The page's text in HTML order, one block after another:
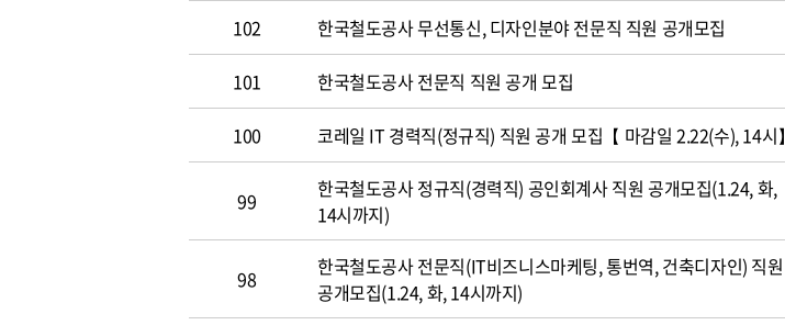
102 한국철도공사 무선통신, 디자인분야 전문직 직원 공개모집
101 한국철도공사 전문직 직원 공개 모집
100 코레일 IT 경력직(정규직) 직원 공개 모집【 마감일 2.22(수), 14시】
99
한국철도공사 정규직(경력직) 공인회계사 직원 공개모집(1.24, 화,
14시까지)
98
한국철도공사 전문직(IT비즈니스마케팅, 통번역, 건축디자인) 직원
공개모집(1.24, 화, 14시까지)